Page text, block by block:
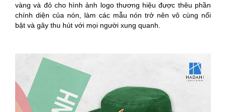
vàng và đỏ cho hình ảnh logo thương hiệu được thêu phần
chính diện của nón, làm các mẫu nón trở nên vô cùng nổi
bật và gây thu hút với mọi người xung quanh.